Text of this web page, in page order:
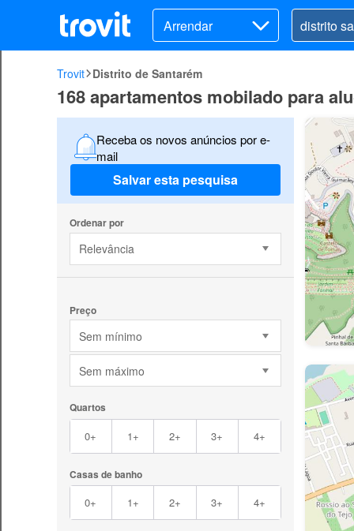
Arrendar
Trovit Distrito de Santarém
168 apartamentos mobilado para
Receba os novos anúncios por e-
mail
Salvar esta pesquisa
Ordenar por
Relevância
Preço
Sem mínimo
Sem máximo
Quartos
0+ 1+ 2+ 3+ 4+
Casas de banho
0+ 1+ 2+ 3+ 4+